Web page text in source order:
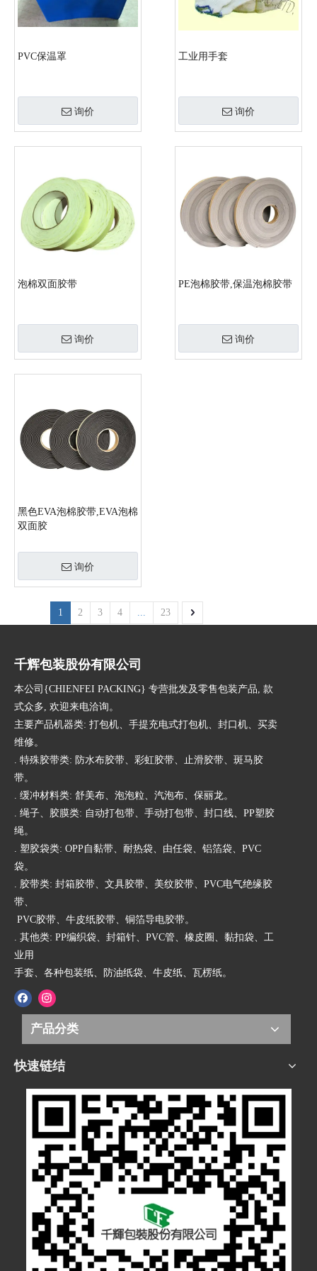
PVC保温罩
询价
工业用手套
询价
泡棉双面胶带
询价
PE泡棉胶带,保温泡棉胶带
询价
黑色EVA泡棉胶带,EVA泡棉
双面胶
询价
1 2 3 4 23
千辉包装股份有限公司
本公司{CHIENFEI PACKING} 专营批发及零售包装产品, 款
式众多, 欢迎来电洽询。
主要产品机器类: 打包机、手提充电式打包机、封口机、买卖
维修。
. 特殊胶带类: 防水布胶带、彩虹胶带、止滑胶带、斑马胶
带。
. 缓冲材料类: 舒美布、泡泡粒、汽泡布、保丽龙。
. 绳子、胶膜类: 自动打包带、手动打包带、封口线、PP塑胶
绳。
. 塑胶袋类: OPP自黏带、耐热袋、由任袋、铝箔袋、PVC
袋。
. 胶带类: 封箱胶带、文具胶带、美纹胶带、PVC电气绝缘胶
带、
PVC胶带、牛皮纸胶带、铜箔导电胶带。
. 其他类: PP编织袋、封箱针、PVC管、橡皮圈、黏扣袋、工
业用
手套、各种包装纸、防油纸袋、牛皮纸、瓦楞纸。
产品分类
快速链结